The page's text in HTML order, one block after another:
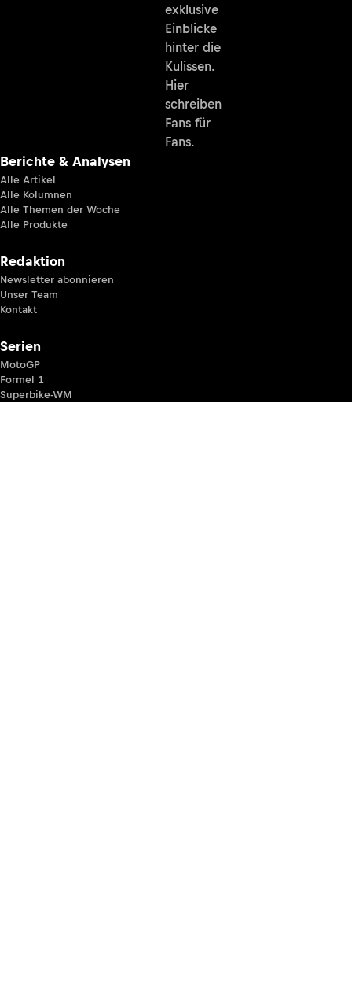
exklusive
Einblicke
hinter die
Kulissen.
Hier
schreiben
Fans für
Fans.
Berichte & Analysen
Alle Artikel
Alle Kolumnen
Alle Themen der Woche
Alle Produkte
Redaktion
Newsletter abonnieren
Unser Team
Kontakt
Serien
MotoGP
Formel 1
Superbike-WM